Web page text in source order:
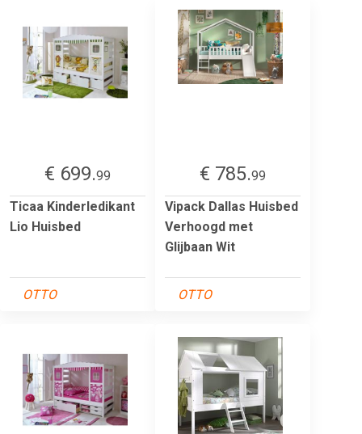
€ 699.99
Ticaa Kinderledikant
Lio Huisbed
OTTO
€ 785.99
Vipack Dallas Huisbed
Verhoogd met
Glijbaan Wit
OTTO